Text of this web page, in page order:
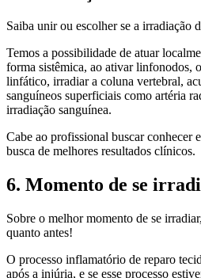
Saiba unir ou escolher se a irradiação
Temos a possibilidade de atuar
forma sistêmica, ao ativar linfonodos,
linfático, irradiar a coluna vertebral,
sanguíneos superficiais como artéria
irradiação sanguínea.
Cabe ao profissional buscar conhecer
busca de melhores resultados clínicos.
6. Momento de se
Sobre o melhor momento de se
quanto antes!
O processo inflamatório de reparo
após a injúria, e se esse processo